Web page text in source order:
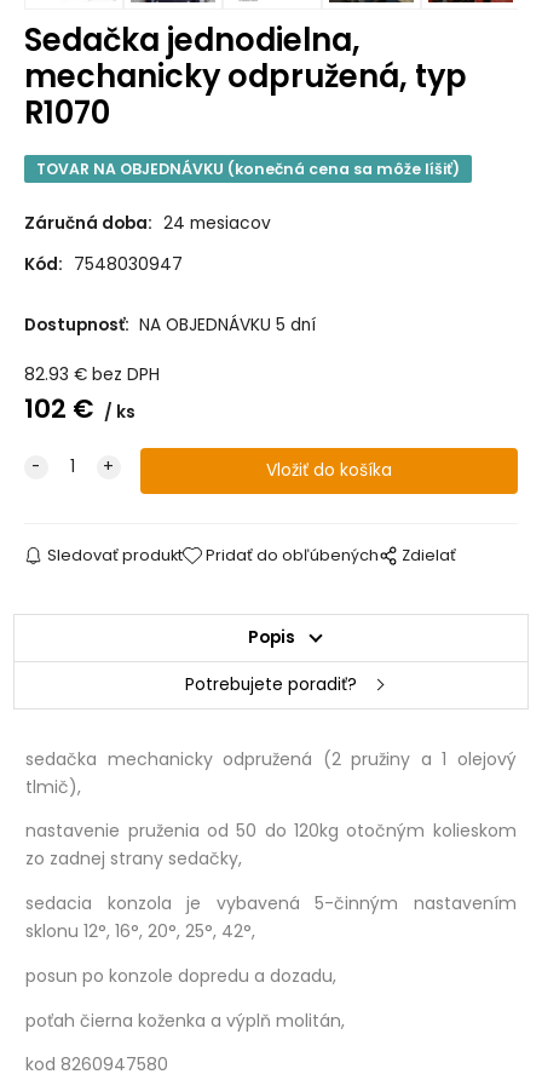
Sedačka jednodielna,
mechanicky odpružená, typ
R1070
TOVAR NA OBJEDNÁVKU (konečná cena sa môže líšiť)
Záručná doba: 24 mesiacov
Kód: 7548030947
Dostupnosť: NA OBJEDNÁVKU 5 dní
82.93 € bez DPH
102 € ks
Sledovať produkt Pridať do obľúbených Zdielať
Popis
Potrebujete poradiť?
sedačka mechanicky odpružená (2 pružiny a 1 olejový
tlmič),
nastavenie pruženia od 50 do 120kg otočným kolieskom
zo zadnej strany sedačky,
sedacia konzola je vybavená 5-činným nastavením
sklonu 12°, 16°, 20°, 25°, 42°,
posun po konzole dopredu a dozadu,
poťah čierna koženka a výplň molitán,
kod 8260947580